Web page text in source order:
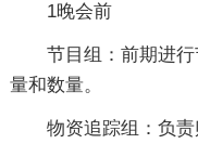
1晚会前
节目组：前期进
量和数量。
物资追踪组：负